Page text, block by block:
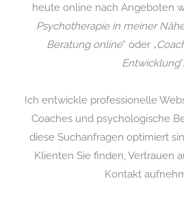
heute online nach Angeboten
Psychotherapie in meiner
Beratung online“ oder „
Entwicklung“.
Ich entwickle professionelle
Coaches und psychologische
diese Suchanfragen optimiert
Klienten Sie finden, Vertrauen
Kontakt